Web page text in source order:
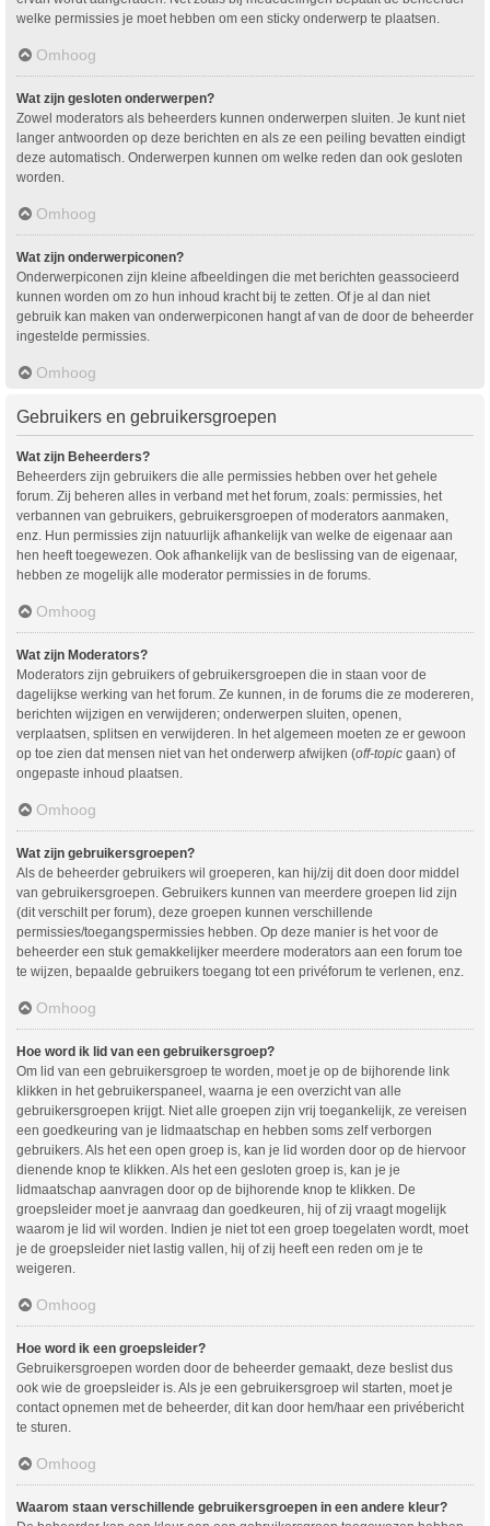
welke permissies je moet hebben om een sticky onderwerp te plaatsen.
Omhoog
Wat zijn gesloten onderwerpen?
Zowel moderators als beheerders kunnen onderwerpen sluiten. Je kunt niet
langer antwoorden op deze berichten en als ze een peiling bevatten eindigt
deze automatisch. Onderwerpen kunnen om welke reden dan ook gesloten
worden.
Omhoog
Wat zijn onderwerpiconen?
Onderwerpiconen zijn kleine afbeeldingen die met berichten geassocieerd
kunnen worden om zo hun inhoud kracht bij te zetten. Of je al dan niet
gebruik kan maken van onderwerpiconen hangt af van de door de beheerder
ingestelde permissies.
Omhoog
Gebruikers en gebruikersgroepen
Wat zijn Beheerders?
Beheerders zijn gebruikers die alle permissies hebben over het gehele
forum. Zij beheren alles in verband met het forum, zoals: permissies, het
verbannen van gebruikers, gebruikersgroepen of moderators aanmaken,
enz. Hun permissies zijn natuurlijk afhankelijk van welke de eigenaar aan
hen heeft toegewezen. Ook afhankelijk van de beslissing van de eigenaar,
hebben ze mogelijk alle moderator permissies in de forums.
Omhoog
Wat zijn Moderators?
Moderators zijn gebruikers of gebruikersgroepen die in staan voor de
dagelijkse werking van het forum. Ze kunnen, in de forums die ze modereren,
berichten wijzigen en verwijderen; onderwerpen sluiten, openen,
verplaatsen, splitsen en verwijderen. In het algemeen moeten ze er gewoon
op toe zien dat mensen niet van het onderwerp afwijken (off-topic gaan) of
ongepaste inhoud plaatsen.
Omhoog
Wat zijn gebruikersgroepen?
Als de beheerder gebruikers wil groeperen, kan hij/zij dit doen door middel
van gebruikersgroepen. Gebruikers kunnen van meerdere groepen lid zijn
(dit verschilt per forum), deze groepen kunnen verschillende
permissies/toegangspermissies hebben. Op deze manier is het voor de
beheerder een stuk gemakkelijker meerdere moderators aan een forum toe
te wijzen, bepaalde gebruikers toegang tot een privéforum te verlenen, enz.
Omhoog
Hoe word ik lid van een gebruikersgroep?
Om lid van een gebruikersgroep te worden, moet je op de bijhorende link
klikken in het gebruikerspaneel, waarna je een overzicht van alle
gebruikersgroepen krijgt. Niet alle groepen zijn vrij toegankelijk, ze vereisen
een goedkeuring van je lidmaatschap en hebben soms zelf verborgen
gebruikers. Als het een open groep is, kan je lid worden door op de hiervoor
dienende knop te klikken. Als het een gesloten groep is, kan je je
lidmaatschap aanvragen door op de bijhorende knop te klikken. De
groepsleider moet je aanvraag dan goedkeuren, hij of zij vraagt mogelijk
waarom je lid wil worden. Indien je niet tot een groep toegelaten wordt, moet
je de groepsleider niet lastig vallen, hij of zij heeft een reden om je te
weigeren.
Omhoog
Hoe word ik een groepsleider?
Gebruikersgroepen worden door de beheerder gemaakt, deze beslist dus
ook wie de groepsleider is. Als je een gebruikersgroep wil starten, moet je
contact opnemen met de beheerder, dit kan door hem/haar een privébericht
te sturen.
Omhoog
Waarom staan verschillende gebruikersgroepen in een andere kleur?